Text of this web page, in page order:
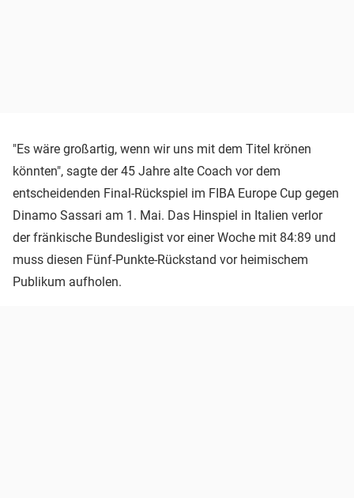
"Es wäre großartig, wenn wir uns mit dem Titel krönen
könnten", sagte der 45 Jahre alte Coach vor dem
entscheidenden Final-Rückspiel im FIBA Europe Cup gegen
Dinamo Sassari am 1. Mai. Das Hinspiel in Italien verlor
der fränkische Bundesligist vor einer Woche mit 84:89 und
muss diesen Fünf-Punkte-Rückstand vor heimischem
Publikum aufholen.